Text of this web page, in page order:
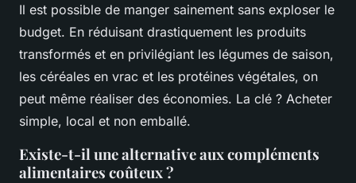
Il est possible de manger sainement sans exploser le
budget. En réduisant drastiquement les produits
transformés et en privilégiant les légumes de saison,
les céréales en vrac et les protéines végétales, on
peut même réaliser des économies. La clé ? Acheter
simple, local et non emballé.
Existe-t-il une alternative aux compléments
alimentaires coûteux ?